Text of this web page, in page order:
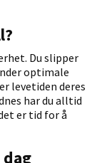
Du slipper
optimale
levetiden deres
har du alltid
er tid for å
dag